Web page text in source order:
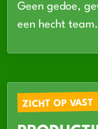
Geen gedoe,
een hecht team.
ZICHT OP VAST